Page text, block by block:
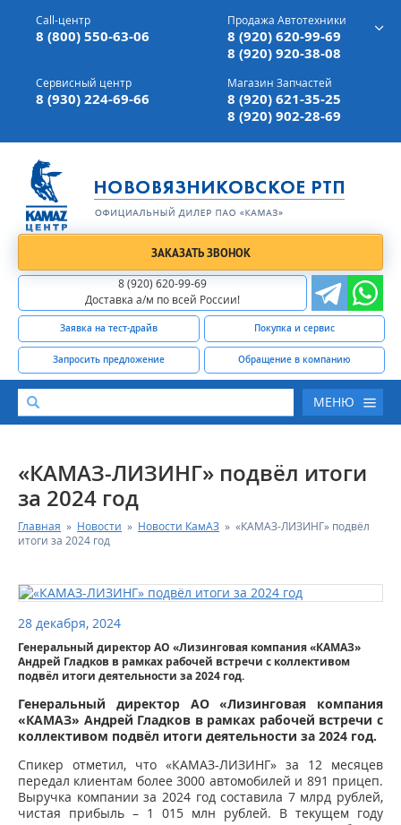
г. Вязники,ул. Механизаторов, д 90
Доставка а/м,по всей России
Call-центр
8 (800) 550-63-06
Продажа Автотехники
8 (920) 620-99-69
8 (920) 920-38-08
Сервисный центр
8 (930) 224-69-66
Магазин Запчастей
8 (920) 621-35-25
8 (920) 902-28-69
ЗАКАЗАТЬ ЗВОНОК
8 (920) 620-99-69
Доставка а/м по всей России!
Заявка на тест-драйв Покупка и сервис
Запросить предложение Обращение в компанию
МЕНЮ
КАТАЛОГ АВТОТЕХНИКИ
ЗАПАСНЫЕ ЧАСТИ
РЕМОНТ ДВИГАТЕЛЕЙ КАМАЗ
ФИНАНСОВЫЙ СЕРВИС
ФОТОГАЛЕРЕЯ
КОНТАКТНАЯ ИНФОРМАЦИЯ
«КАМАЗ-ЛИЗИНГ» подвёл итоги
за 2024 год
Главная » Новости » Новости КамАЗ » «КАМАЗ-ЛИЗИНГ» подвёл
итоги за 2024 год
28 декабря, 2024
Генеральный директор АО «Лизинговая компания «КАМАЗ»
Андрей Гладков в рамках рабочей встречи с коллективом
подвёл итоги деятельности за 2024 год.
Генеральный директор АО «Лизинговая компания
«КАМАЗ» Андрей Гладков в рамках рабочей встречи с
коллективом подвёл итоги деятельности за 2024 год.
Спикер отметил, что «КАМАЗ-ЛИЗИНГ» за 12 месяцев
передал клиентам более 3000 автомобилей и 891 прицеп.
Выручка компании за 2024 год составила 7 млрд рублей,
чистая прибыль – 1 015 млн рублей. В текущем году